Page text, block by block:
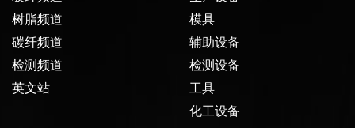
树脂频道
碳纤频道
检测频道
英文站
模具
辅助设备
检测设备
工具
化工设备